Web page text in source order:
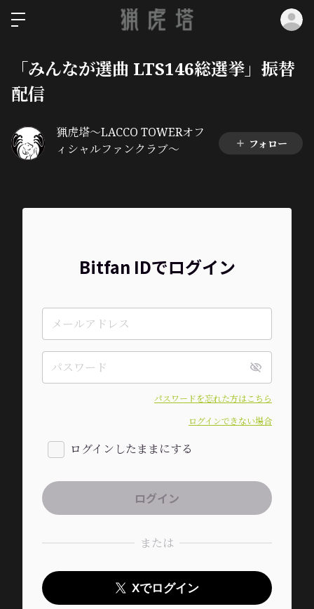
「みんなが選曲 LTS146総選挙」振替
配信
猟虎塔～LACCO TOWERオフ
ィシャルファンクラブ～
フォロー
Bitfan IDでログイン
パスワードを忘れた方はこちら
ログインできない場合
ログインしたままにする
または
Xでログイン